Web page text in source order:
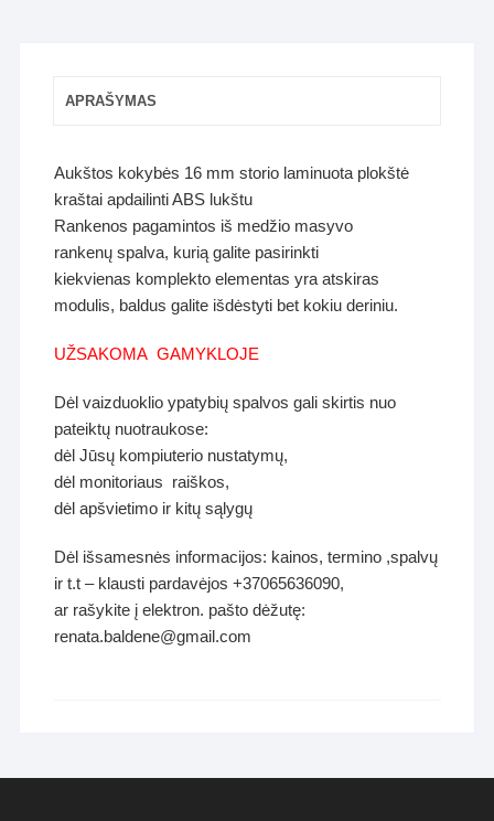
APRAŠYMAS
Aukštos kokybės 16 mm storio laminuota plokštė
kraštai apdailinti ABS lukštu
Rankenos pagamintos iš medžio masyvo
rankenų spalva, kurią galite pasirinkti
kiekvienas komplekto elementas yra atskiras
modulis, baldus galite išdėstyti bet kokiu deriniu.
UŽSAKOMA GAMYKLOJE
Dėl vaizduoklio ypatybių spalvos gali skirtis nuo
pateiktų nuotraukose:
dėl Jūsų kompiuterio nustatymų,
dėl monitoriaus raiškos,
dėl apšvietimo ir kitų sąlygų
Dėl išsamesnės informacijos: kainos, termino ,spalvų
ir t.t – klausti pardavėjos +37065636090,
ar rašykite į elektron. pašto dėžutę:
renata.baldene@gmail.com